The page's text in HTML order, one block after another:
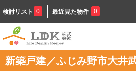
検討リスト 0 最近見た物件 0
新築戸建／ふじみ野市大井